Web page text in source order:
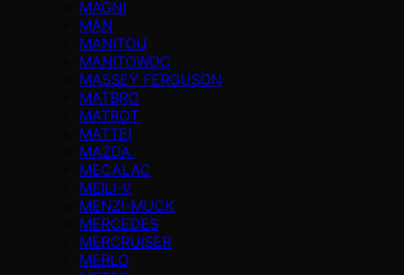
MAGNI
MAN
MANITOU
MANITOWOC
MASSEY FERGUSON
MATBRO
MATROT
MATTEI
MAZDA
MECALAC
MEILI-V
MENZI-MUCK
MERCEDES
MERCRUISER
MERLO